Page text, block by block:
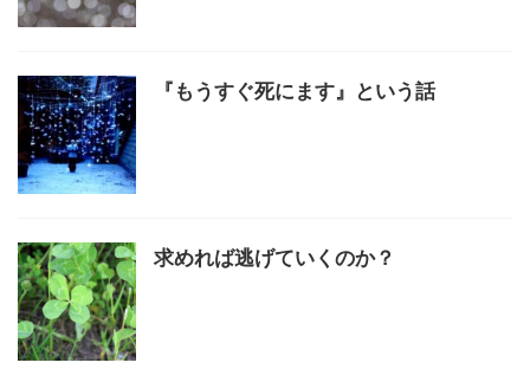
『もうすぐ死にます』という話
求めれば逃げていくのか？